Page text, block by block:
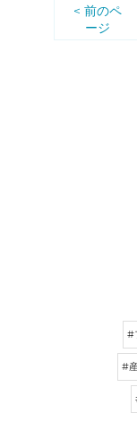
< 前のペ
ージ
#
#